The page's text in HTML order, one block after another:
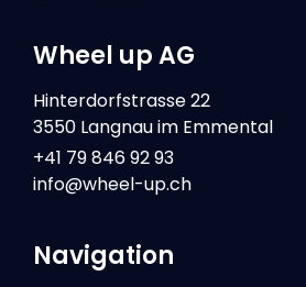
Wheel up AG
Hinterdorfstrasse 22
3550 Langnau im Emmental
+41 79 846 92 93
info@wheel-up.ch
Navigation